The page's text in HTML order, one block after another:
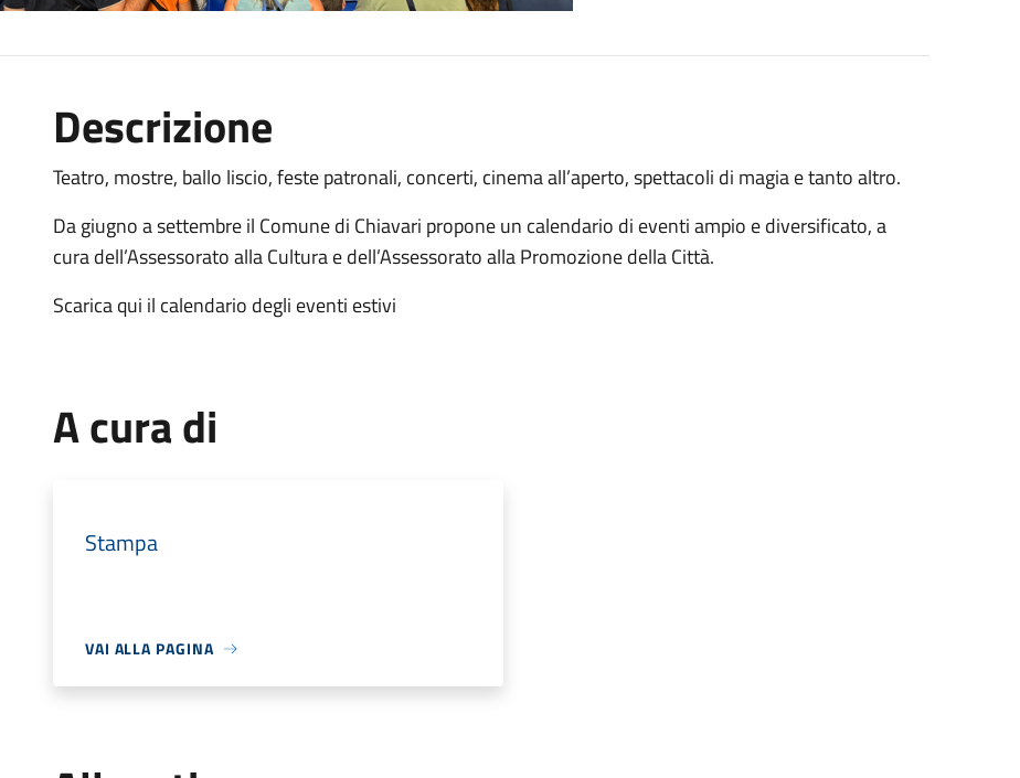
Descrizione
Teatro, mostre, ballo liscio, feste patronali, concerti, cinema all’aperto, spettacoli di magia e tanto altro.
Da giugno a settembre il Comune di Chiavari propone un calendario di eventi ampio e diversificato, a
cura dell’Assessorato alla Cultura e dell’Assessorato alla Promozione della Città.
Scarica qui il calendario degli eventi estivi
A cura di
Stampa
VAI ALLA PAGINA